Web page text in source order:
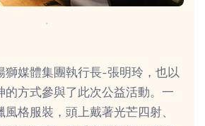
．
獅媒體集團執行長-張明玲，也以
的方式參與了此次公益活動。一
格服裝，頭上戴著光芒四射、